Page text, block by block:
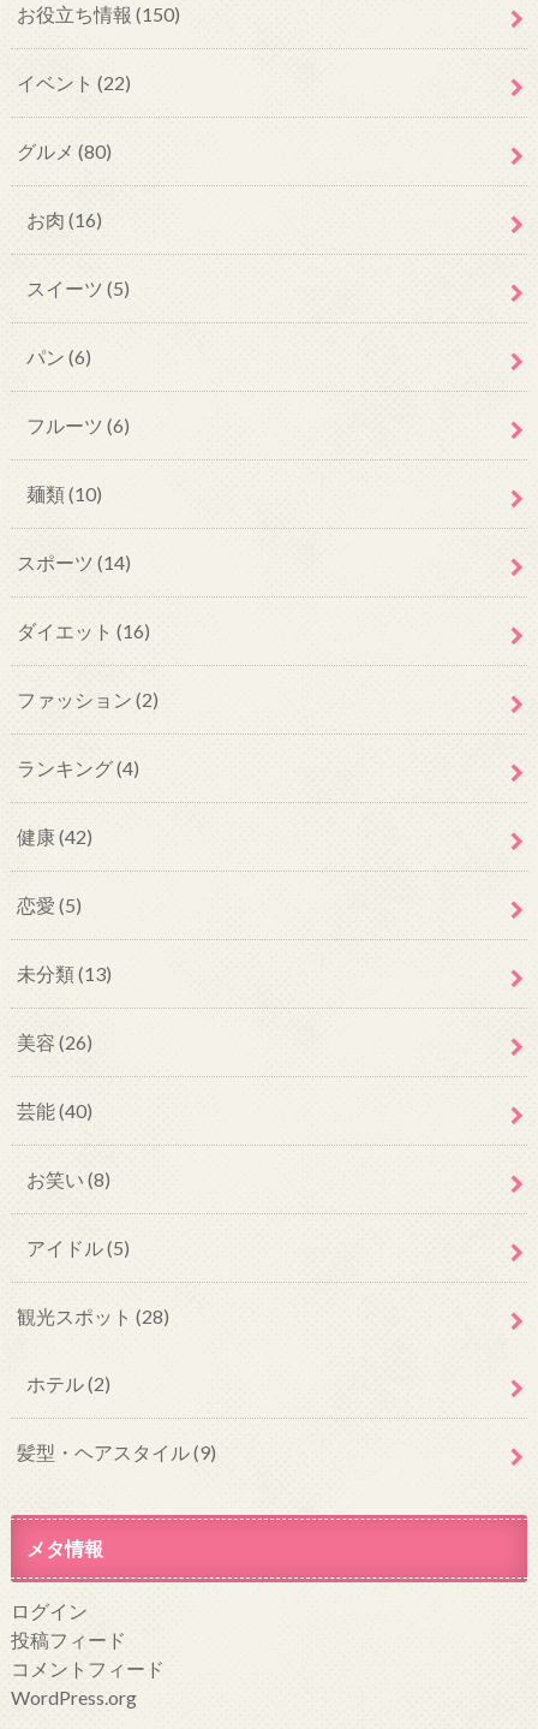
お役立ち情報 (150)
イベント (22)
グルメ (80)
お肉 (16)
スイーツ (5)
パン (6)
フルーツ (6)
麺類(10)
スポーツ (14)
ダイエット (16)
ファッション (2)
ランキング(4)
健康(42)
恋愛 (5)
未分類(13)
美容 (26)
芸能(40)
お笑い (8)
アイドル(5)
観光スポット (28)
ホテル(2)
髪型・ヘアスタイル(9)
メタ情報
ログイン
投稿フィード
コメントフィード
WordPress.org